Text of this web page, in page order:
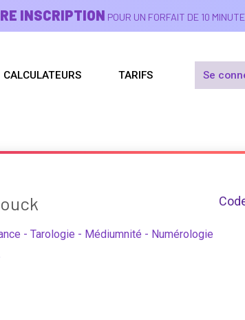
INSCRIPTION POUR UN FORFAIT DE 10
CALCULATEURS TARIFS Se
- Tarologie - Médiumnité - Numérologie